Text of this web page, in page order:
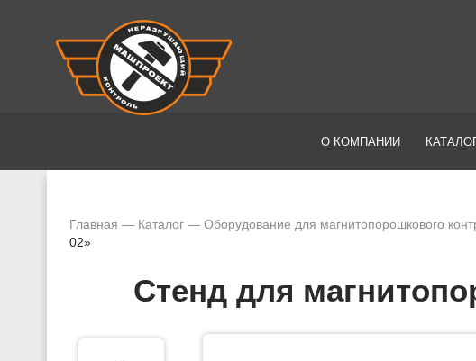
О КОМПАНИИ
Главная — Каталог — Оборудование для магнитопорошкового
02»
Стенд для